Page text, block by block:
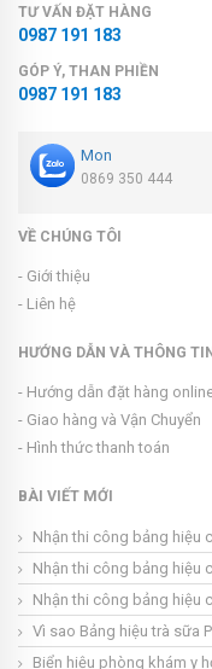
TƯ VẤN ĐẶT HÀNG
0987 191 183
GÓP Ý, THAN PHIỀN
0987 191 183
Mon
0869 350 444
VỀ CHÚNG TÔI
- Giới thiệu
- Liên hệ
HƯỚNG DẪN VÀ THÔNG
- Hướng dẫn đặt hàng
- Giao hàng và Vận Chuyển
- Hình thức thanh toán
BÀI VIẾT MỚI
Nhận thi công bảng hiệu
Nhận thi công bảng hiệu
Nhận thi công bảng hiệu
Vì sao Bảng hiệu trà sữa
Biển hiệu phòng khám y